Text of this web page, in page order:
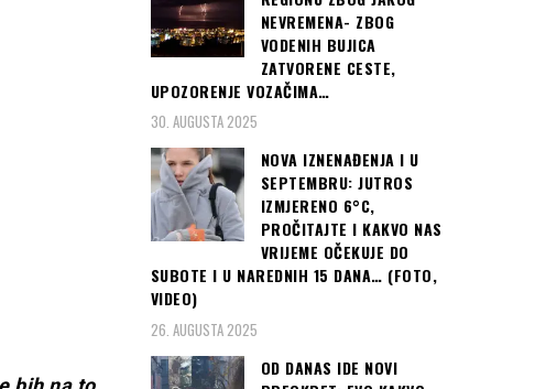
NEVREMENA- ZBOG
VODENIH BUJICA
ZATVORENE CESTE,
UPOZORENJE VOZAČIMA…
30. AUGUSTA 2025
NOVA IZNENAĐENJA I U
SEPTEMBRU: JUTROS
IZMJERENO 6°C,
PROČITAJTE I KAKVO NAS
VRIJEME OČEKUJE DO
SUBOTE I U NAREDNIH 15 DANA… (FOTO,
VIDEO)
26. AUGUSTA 2025
OD DANAS IDE NOVI